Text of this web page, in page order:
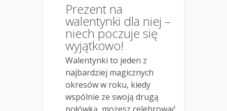
Prezent na
walentynki dla niej –
niech poczuje się
wyjątkowo!
Walentynki to jeden z
najbardziej magicznych
okresów w roku, kiedy
wspólnie ze swoją drugą